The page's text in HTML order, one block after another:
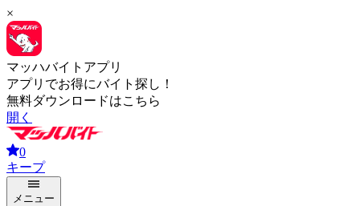
×
マッハバイトアプリ
アプリでお得にバイト探し！
無料ダウンロードはこちら
開く
0
キープ
メニュー